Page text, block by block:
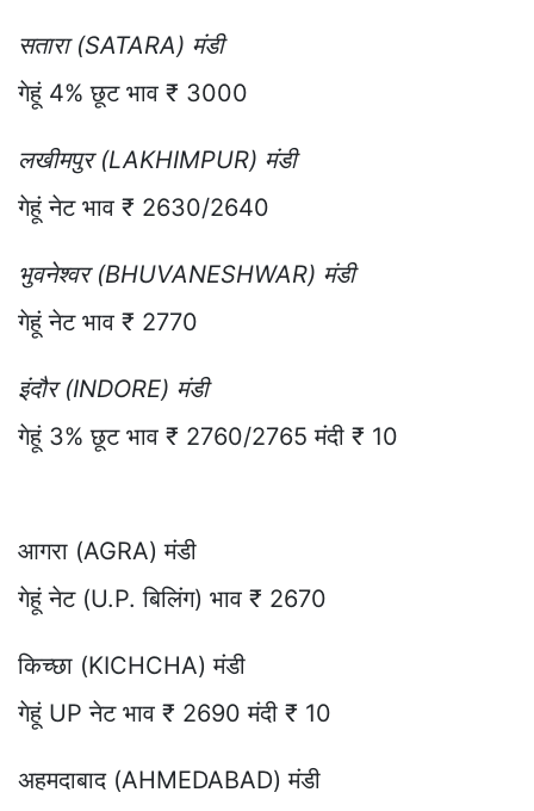
सतारा (SATARA) मंडी
गेहूं 4% छूट भाव ₹ 3000
लखीमपुर (LAKHIMPUR) मंडी
गेहूं नेट भाव ₹ 2630/2640
भुवनेश्वर (BHUVANESHWAR) मंडी
गेहूं नेट भाव ₹ 2770
इंदौर (INDORE) मंडी
गेहूं 3% छूट भाव ₹ 2760/2765 मंदी ₹ 10
आगरा (AGRA) मंडी
गेहूं नेट (U.P. बिलिंग) भाव ₹ 2670
किच्छा (KICHCHA) मंडी
गेहूं UP नेट भाव ₹ 2690 मंदी ₹ 10
अहमदाबाद (AHMEDABAD) मंडी